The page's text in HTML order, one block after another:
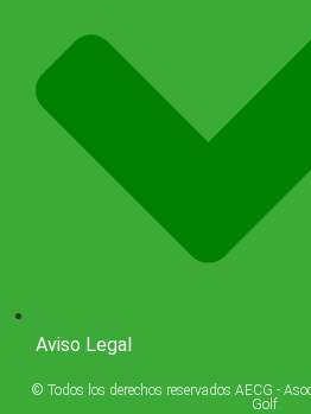
© Todos los derechos reservados AECG -
Golf.
Aviso Legal